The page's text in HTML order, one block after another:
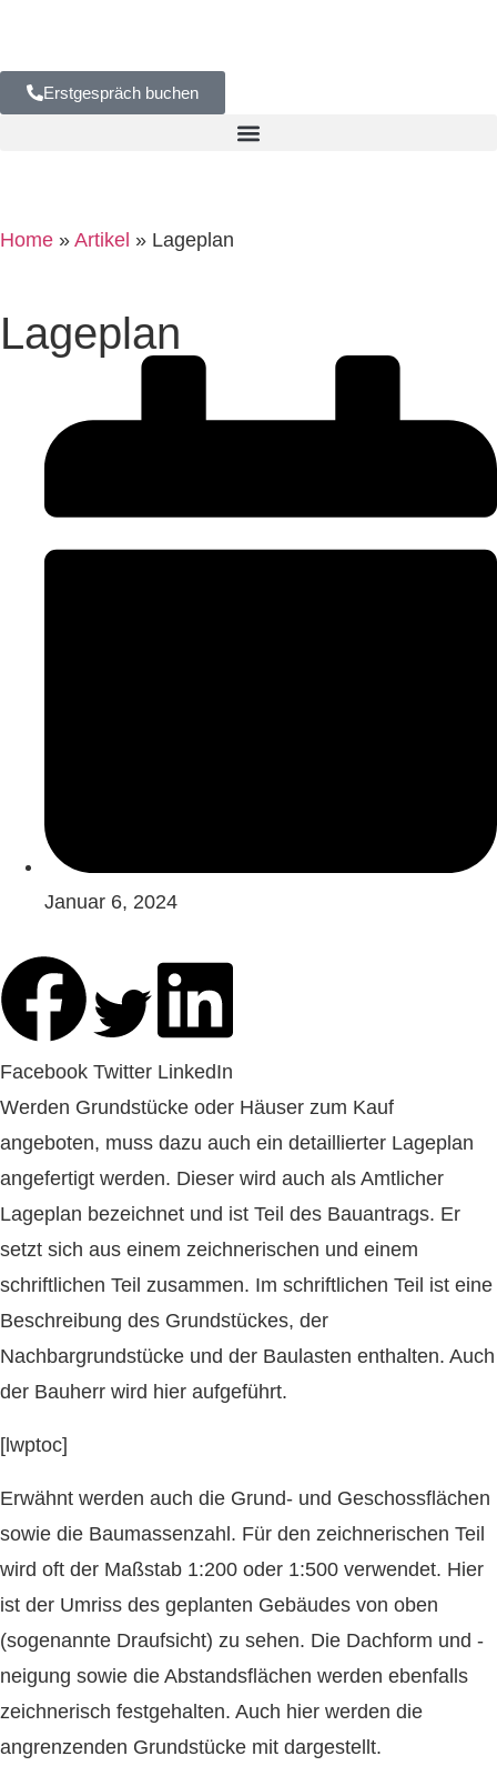
Erstgespräch buchen
Home » Artikel » Lageplan
Lageplan
Januar 6, 2024
Facebook Twitter LinkedIn
Werden Grundstücke oder Häuser zum Kauf
angeboten, muss dazu auch ein detaillierter Lageplan
angefertigt werden. Dieser wird auch als Amtlicher
Lageplan bezeichnet und ist Teil des Bauantrags. Er
setzt sich aus einem zeichnerischen und einem
schriftlichen Teil zusammen. Im schriftlichen Teil ist eine
Beschreibung des Grundstückes, der
Nachbargrundstücke und der Baulasten enthalten. Auch
der Bauherr wird hier aufgeführt.
[lwptoc]
Erwähnt werden auch die Grund- und Geschossflächen
sowie die Baumassenzahl. Für den zeichnerischen Teil
wird oft der Maßstab 1:200 oder 1:500 verwendet. Hier
ist der Umriss des geplanten Gebäudes von oben
(sogenannte Draufsicht) zu sehen. Die Dachform und -
neigung sowie die Abstandsflächen werden ebenfalls
zeichnerisch festgehalten. Auch hier werden die
angrenzenden Grundstücke mit dargestellt.